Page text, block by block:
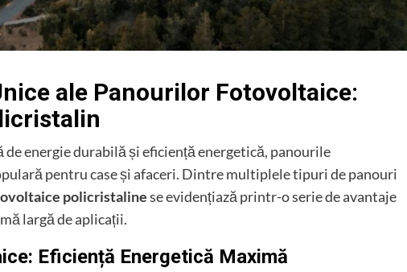
ale Panourilor Fotovoltaice:
energie durabilă și eficiență energetică, panourile
pentru case și afaceri. Dintre multiplele tipuri de panouri
policristalinese evidențiază printr-o serie de avantaje
largă de aplicații.
Eficiență Energetică Maximă